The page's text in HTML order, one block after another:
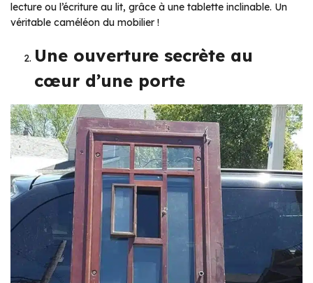
lecture ou l’écriture au lit, grâce à une tablette inclinable. Un
véritable caméléon du mobilier !
Une ouverture secrète au
cœur d’une porte